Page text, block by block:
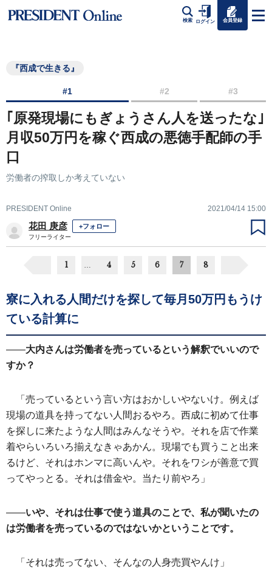
検索 ログイン 会員登録
『西成で生きる』
#1 #2 #3
｢原発現場にもぎょうさん人を送ったな｣
月収50万円を稼ぐ西成の悪徳手配師の手
口
労働者の搾取しか考えていない
PRESIDENT Online 2021/04/14 15:00
花田 庚彦 +フォロー
フリーライター
1 … 4 5 6 7 8
寮に入れる人間だけを探して毎月50万円もうけ
ている計算に
——大内さんは労働者を売っているという解釈でいいので
すか？
「売っているという言い方はおかしいやないけ。例えば
現場の道具を持ってない人間おるやろ。西成に初めて仕事
を探しに来たような人間はみんなそうや。それを店で作業
着やらいろいろ揃えなきゃあかん。現場でも買うこと出来
るけど、それはホンマに高いんや。それをワシが善意で買
ってやっとる。それは借金や。当たり前やろ」
——いや、それは仕事で使う道具のことで、私が聞いたの
は労働者を売っているのではないかということです。
「それは売ってない、そんなの人身売買やんけ」